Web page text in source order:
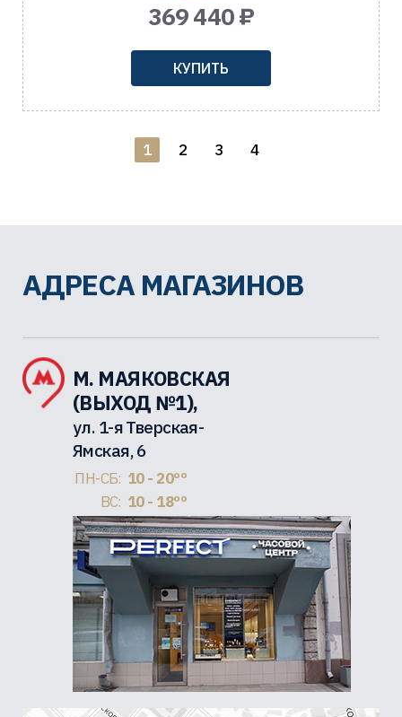
369 440 ₽
КУПИТЬ
1 2 3 4
АДРЕСА МАГАЗИНОВ
М. МАЯКОВСКАЯ
(ВЫХОД №1),
ул. 1-я Тверская-
Ямская, 6
ПН-СБ: 10 - 20ºº
ВС: 10 - 18ºº